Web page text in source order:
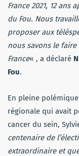
France 2021, 12 ans
du Fou. Nous
proposer aux
nous savons le
France« , a déclaré
Fou.
En pleine
régionale qui avait
cancer du sein,
centenaire de
extraordinaire et